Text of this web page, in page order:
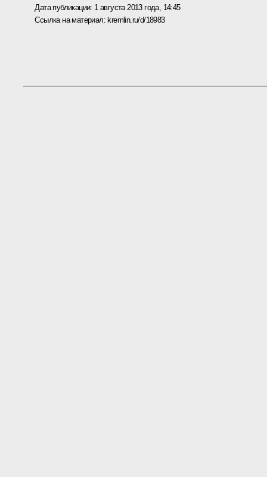
Дата публикации: 1 августа 2013 года, 14:45
Ссылка на материал: kremlin.ru/d/18983